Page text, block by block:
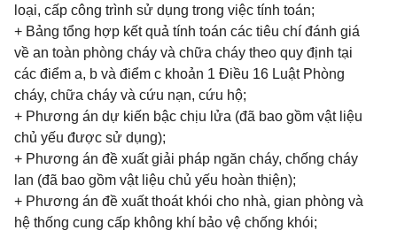
loại, cấp công trình sử dụng trong việc tính toán;
+ Bảng tổng hợp kết quả tính toán các tiêu chí đánh giá
về an toàn phòng cháy và chữa cháy theo quy định tại
các điểm a, b và điểm c khoản 1 Điều 16 Luật Phòng
cháy, chữa cháy và cứu nạn, cứu hộ;
+ Phương án dự kiến bậc chịu lửa (đã bao gồm vật liệu
chủ yếu được sử dụng);
+ Phương án đề xuất giải pháp ngăn cháy, chống cháy
lan (đã bao gồm vật liệu chủ yếu hoàn thiện);
+ Phương án đề xuất thoát khói cho nhà, gian phòng và
hệ thống cung cấp không khí bảo vệ chống khói;